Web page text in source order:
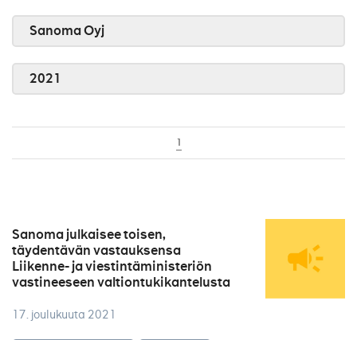
Sanoma Oyj
2021
1
Sanoma julkaisee toisen,
täydentävän vastauksensa
Liikenne- ja viestintäministeriön
vastineeseen valtiontukikantelusta
17. joulukuuta 2021